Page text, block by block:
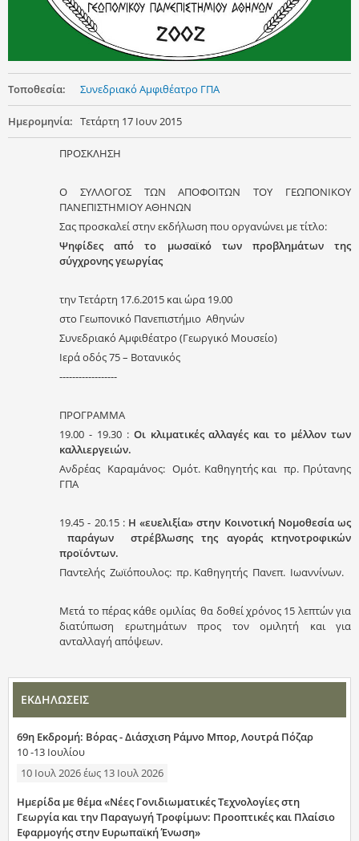
Τοποθεσία: Συνεδριακό Αμφιθέατρο ΓΠΑ
Ημερομηνία: Τετάρτη 17 Ιουν 2015
ΠΡΟΣΚΛΗΣΗ
Ο ΣΥΛΛΟΓΟΣ ΤΩΝ ΑΠΟΦΟΙΤΩΝ ΤΟΥ ΓΕΩΠΟΝΙΚΟΥ
ΠΑΝΕΠΙΣΤΗΜΙΟΥ ΑΘΗΝΩΝ
Σας προσκαλεί στην εκδήλωση που οργανώνει με τίτλο:
Ψηφίδες από το μωσαϊκό των προβλημάτων της
σύγχρονης γεωργίας
την Τετάρτη 17.6.2015 και ώρα 19.00
στο Γεωπονικό Πανεπιστήμιο Αθηνών
Συνεδριακό Αμφιθέατρο (Γεωργικό Μουσείο)
Ιερά οδός 75 – Βοτανικός
------------------
ΠΡΟΓΡΑΜΜΑ
19.00 - 19.30 : Οι κλιματικές αλλαγές και το μέλλον των
καλλιεργειών.
Ανδρέας Καραμάνος: Ομότ. Καθηγητής και πρ. Πρύτανης
ΓΠΑ
19.45 - 20.15 : Η «ευελιξία» στην Κοινοτική Νομοθεσία ως
παράγων στρέβλωσης της αγοράς κτηνοτροφικών
προϊόντων.
Παντελής Ζωϊόπουλος: πρ. Καθηγητής Πανεπ. Ιωαννίνων.
Μετά το πέρας κάθε ομιλίας θα δοθεί χρόνος 15 λεπτών για
διατύπωση ερωτημάτων προς τον ομιλητή και για
ανταλλαγή απόψεων.
ΕΚΔΗΛΩΣΕΙΣ
69η Εκδρομή: Βόρας - Διάσχιση Ράμνο Μπορ, Λουτρά Πόζαρ
10 -13 Ιουλίου
10 Ιουλ 2026έως 13 Ιουλ 2026
Ημερίδα με θέμα «Νέες Γονιδιωματικές Τεχνολογίες στη
Γεωργία και την Παραγωγή Τροφίμων: Προοπτικές και Πλαίσιο
Εφαρμογής στην Ευρωπαϊκή Ένωση»